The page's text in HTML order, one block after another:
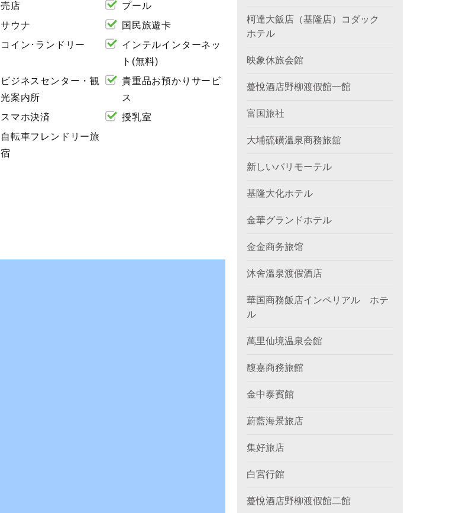
売店
プール
サウナ
国民旅遊卡
コイン･ランドリー
インテルインターネッ
ト(無料)
ビジネスセンター・観
光案内所
貴重品お預かりサービ
ス
スマホ決済
授乳室
自転車フレンドリー旅
宿
柯達大飯店（基隆店）コダック
ホテル
映象休旅会館
薆悅酒店野柳渡假館一館
富国旅社
大埔硫磺溫泉商務旅舘
新しいバリモーテル
基隆大化ホテル
金華グランドホテル
金金商务旅馆
沐舍溫泉渡假酒店
華国商務飯店インペリアル ホテ
ル
萬里仙境温泉会館
馥嘉商務旅館
金中泰賓館
蔚藍海景旅店
集好旅店
白宮行館
薆悅酒店野柳渡假館二館